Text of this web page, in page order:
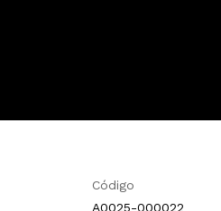
Código
A0025-000022